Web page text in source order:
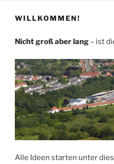
WILLKOMMEN!
Nicht groß aber lang – ist
Alle Ideen starten unter